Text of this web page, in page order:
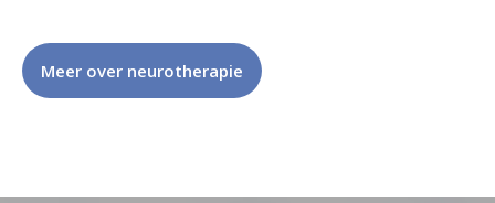
Meer over neurotherapie